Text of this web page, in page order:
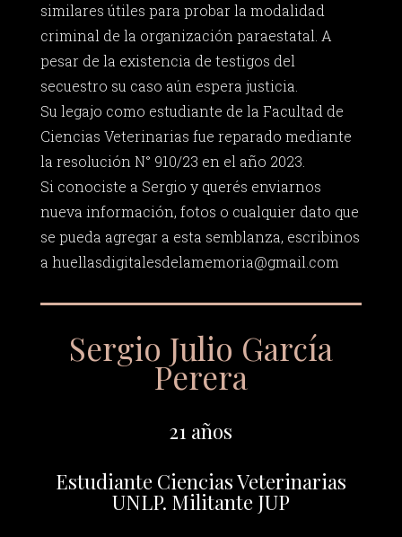
similares útiles para probar la modalidad
criminal de la organización paraestatal. A
pesar de la existencia de testigos del
secuestro su caso aún espera justicia.
Su legajo como estudiante de la Facultad de
Ciencias Veterinarias fue reparado mediante
la resolución N° 910/23 en el año 2023.
Si conociste a Sergio y querés enviarnos
nueva información, fotos o cualquier dato que
se pueda agregar a esta semblanza, escribinos
a huellasdigitalesdelamemoria@gmail.com
Sergio Julio García
Perera
21 años
Estudiante Ciencias Veterinarias
UNLP. Militante JUP